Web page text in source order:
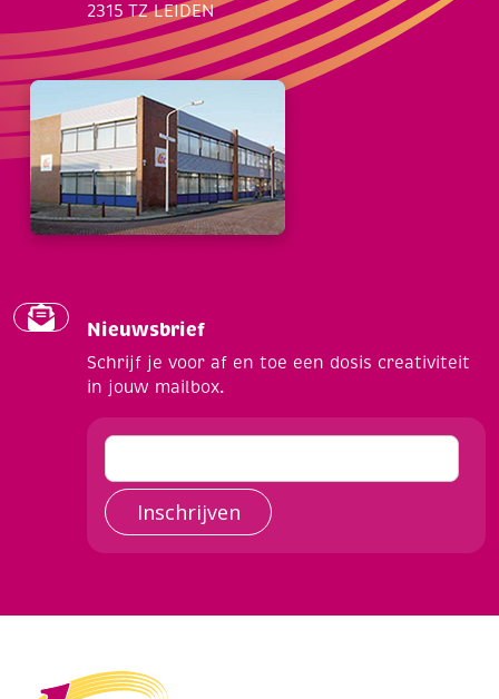
2315 TZ LEIDEN
Nieuwsbrief
Schrijf je voor af en toe een dosis creativiteit
in jouw mailbox.
Inschrijven